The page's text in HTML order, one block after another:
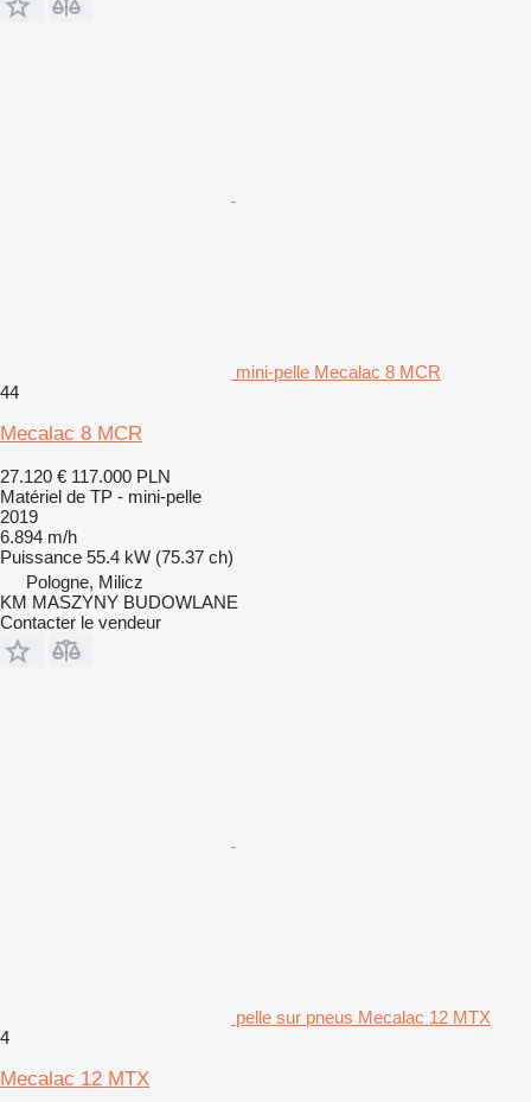
mini-pelle Mecalac 8 MCR
44
Mecalac 8 MCR
27.120 € 117.000 PLN
Matériel de TP - mini-pelle
2019
6.894 m/h
Puissance 55.4 kW (75.37 ch)
Pologne, Milicz
KM MASZYNY BUDOWLANE
Contacter le vendeur
pelle sur pneus Mecalac 12 MTX
4
Mecalac 12 MTX